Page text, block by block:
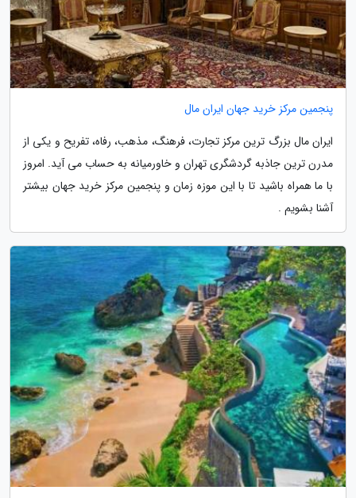
پنجمین مرکز خرید جهان ایران مال
ایران مال بزرگ ترین مرکز تجارت، فرهنگ، مذهب، رفاه، تفریح و یکی از
مدرن ترین جاذبه گردشگری تهران و خاورمیانه به حساب می آید. امروز
با ما همراه باشید تا با این موزه زمان و پنجمین مرکز خرید جهان بیشتر
آشنا بشویم .